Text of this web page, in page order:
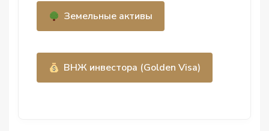
Земельные активы
ВНЖ инвестора (Golden Visa)